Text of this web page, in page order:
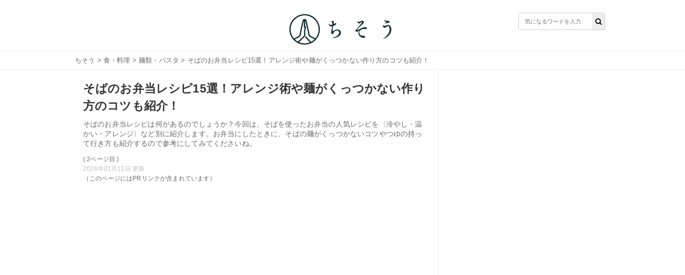
ちそう > 食・料理 >麺類・パスタ > そばのお弁当レシピ15選！アレンジ術や麺がくっつかない作り方のコツも紹介！
そばのお弁当レシピ15選！アレンジ術や麺がくっつかない作り
方のコツも紹介！
そばのお弁当レシピは何があるのでしょうか？今回は、そばを使ったお弁当の人気レシピを〈冷やし・温
かい・アレンジ〉など別に紹介します。お弁当にしたときに、そばの麺がくっつかないコツやつゆの持っ
て行き方も紹介するので参考にしてみてくださいね。
( 2ページ目 )
2024年01月11日 更新
（このページにはPRリンクが含まれています）